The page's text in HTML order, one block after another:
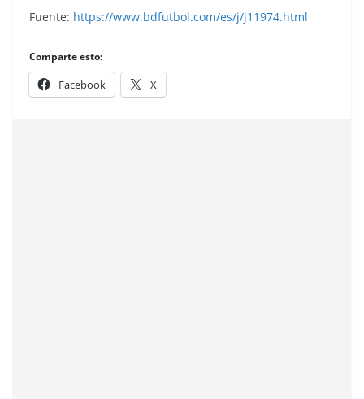
Fuente: https://www.bdfutbol.com/es/j/j11974.html
Comparte esto:
Facebook X